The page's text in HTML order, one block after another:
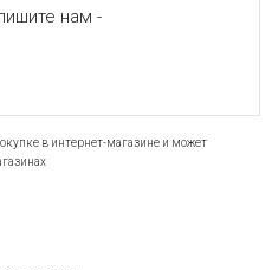
нам -
в интернет-магазине и может